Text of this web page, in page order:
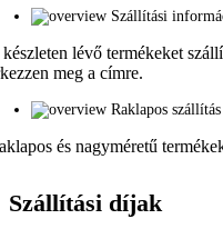
Szállítási
lévő termékeket
meg a címre.
Raklapos szállítás
és nagyméretű
Szállítási díjak